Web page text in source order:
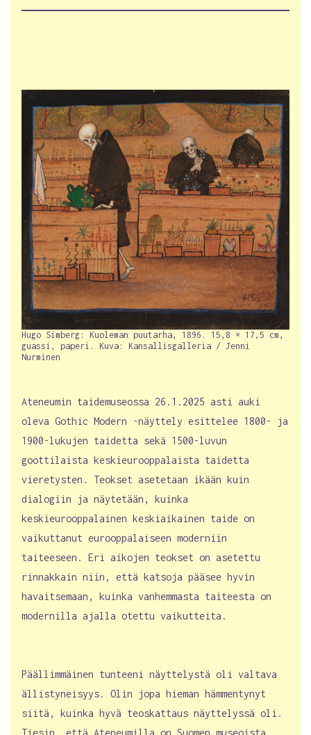
Hugo Simberg: Kuoleman puutarha, 1896. 15,8 × 17,5 cm,
guassi, paperi. Kuva: Kansallisgalleria / Jenni
Nurminen
Ateneumin taidemuseossa 26.1.2025 asti auki
oleva Gothic Modern -näyttely esittelee 1800- ja
1900-lukujen taidetta sekä 1500-luvun
goottilaista keskieurooppalaista taidetta
vieretysten. Teokset asetetaan ikään kuin
dialogiin ja näytetään, kuinka
keskieurooppalainen keskiaikainen taide on
vaikuttanut eurooppalaiseen moderniin
taiteeseen. Eri aikojen teokset on asetettu
rinnakkain niin, että katsoja pääsee hyvin
havaitsemaan, kuinka vanhemmasta taiteesta on
modernilla ajalla otettu vaikutteita.
Päällimmäinen tunteeni näyttelystä oli valtava
ällistyneisyys. Olin jopa hieman hämmentynyt
siitä, kuinka hyvä teoskattaus näyttelyssä oli.
Tiesin, että Ateneumilla on Suomen museoista